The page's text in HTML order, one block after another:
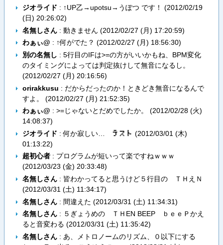
ジオライド : ↑UP乙→upotsu→うぽつ です！ (2012/02/19
(日) 20:26:02)
名無しさん: 動きません (2012/02/27 (月) 17:20:59)
わぁぃ@ : ↑何がでた？ (2012/02/27 (月) 18:56:30)
別の名無し : 5行目のIFは>=の方がいいかもね、BPM変化
のタイミングによっては判定抜けして無音になるし。
(2012/02/27 (月) 20:16:56)
orirakkusu : だからだったのか！ときどき無音になるんで
すよ。 (2012/02/27 (月) 21:52:35)
わぁぃ@ : >=じゃないとだめでしたか。 (2012/02/28 (火)
14:08:37)
ジオライド : 何か寂しい… テ​ス​ト (2012/03/01 (木)
01:13:22)
超初心者: プログラムが短いって楽ですねｗｗｗ
(2012/03/23 (金) 20:33:48)
名無しさん: 皆わかってると思うけど５行目の ＴＨえＮ
(2012/03/31 (土) 11:34:17)
名無しさん: 間違えた (2012/03/31 (土) 11:34:31)
名無しさん: ５ぎょうめの ＴＨEN BEEP ｂｅｅＰかえ
ると音変わる (2012/03/31 (土) 11:35:42)
名無しさん: あ、メトロノームのリズム、０以下にする